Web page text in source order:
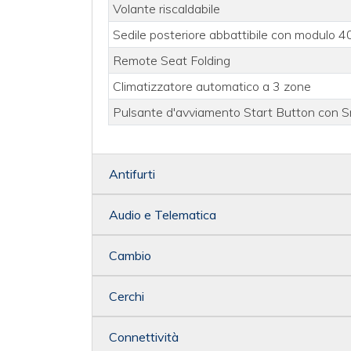
Volante riscaldabile
Sedile posteriore abbattibile con modulo
Remote Seat Folding
Climatizzatore automatico a 3 zone
Pulsante d'avviamento Start Button con
Antifurti
Audio e Telematica
Cambio
Cerchi
Connettività